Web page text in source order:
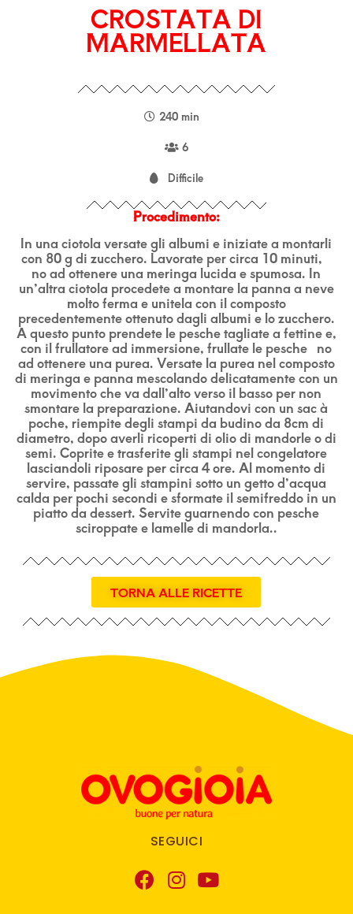
CROSTATA DI
MARMELLATA
240 min
6
Difficile
Procedimento:
In una ciotola versate gli albumi e iniziate a montarli
con 80 g di zucchero. Lavorate per circa 10 minuti,
no ad ottenere una meringa lucida e spumosa. In
un’altra ciotola procedete a montare la panna a neve
molto ferma e unitela con il composto
precedentemente ottenuto dagli albumi e lo zucchero.
A questo punto prendete le pesche tagliate a fettine e,
con il frullatore ad immersione, frullate le pesche no
ad ottenere una purea. Versate la purea nel composto
di meringa e panna mescolando delicatamente con un
movimento che va dall’alto verso il basso per non
smontare la preparazione. Aiutandovi con un sac à
poche, riempite degli stampi da budino da 8cm di
diametro, dopo averli ricoperti di olio di mandorle o di
semi. Coprite e trasferite gli stampi nel congelatore
lasciandoli riposare per circa 4 ore. Al momento di
servire, passate gli stampini sotto un getto d’acqua
calda per pochi secondi e sformate il semifreddo in un
piatto da dessert. Servite guarnendo con pesche
sciroppate e lamelle di mandorla..
TORNA ALLE RICETTE
SEGUICI